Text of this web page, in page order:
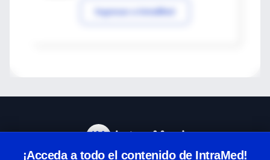
Ingresar a IntraMed
¡Acceda a todo el contenido de IntraMed!